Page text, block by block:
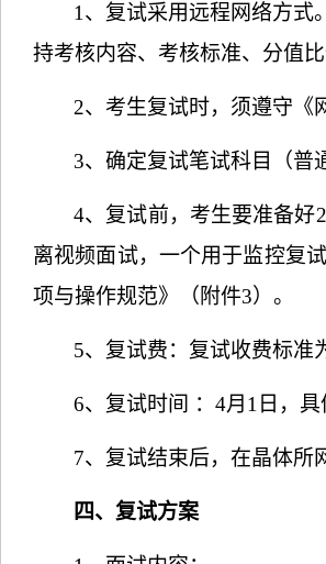
1 、复试采用远程网络方式
持考核内容、考核标准、分值
2、考生复试时，须遵守《
3、确定复试笔试科目（普
4、复试前，考生要准备好2
离视频面试，一个用于监控复试
项与操作规范》（附件3）。
5、复试费： 复试收费标准
6、复试时间 ： 4月 1 日，具
7、复试结束后，在晶体所
四、复试方案